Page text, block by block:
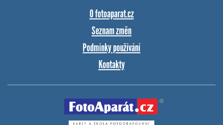
O fotoaparat.cz
Seznam změn
Podmínky používání
Kontakty